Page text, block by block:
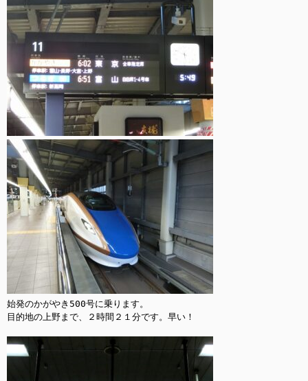
始発のかがやき500号に乗ります。
目的地の上野まで、２時間２１分です。早い！